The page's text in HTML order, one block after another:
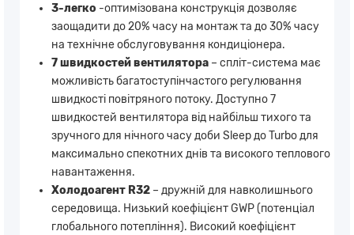
3-легко -оптимізована конструкція дозволяє
заощадити до 20% часу на монтаж та до 30% часу
на технічне обслуговування кондиціонера.
7 швидкостей вентилятора – спліт-система має
можливість багатоступінчастого регулювання
швидкості повітряного потоку. Доступно 7
швидкостей вентилятора від найбільш тихого та
зручного для нічного часу доби Sleep до Turbo для
максимально спекотних днів та високого теплового
навантаження.
Холодоагент R32 – дружній для навколишнього
середовища. Низький коефіцієнт GWP (потенціал
глобального потепління). Високий коефіцієнт